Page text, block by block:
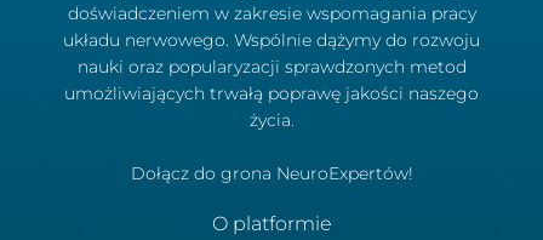
doświadczeniem w zakresie wspomagania pracy
układu nerwowego. Wspólnie dążymy do rozwoju
nauki oraz popularyzacji sprawdzonych metod
umożliwiających trwałą poprawę jakości naszego
życia.
Dołącz do grona NeuroExpertów!
O platformie